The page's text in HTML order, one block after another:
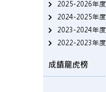
2025-2026年度
2024-2025年度
2023-2024年度
2022-2023年度
成績龍虎榜